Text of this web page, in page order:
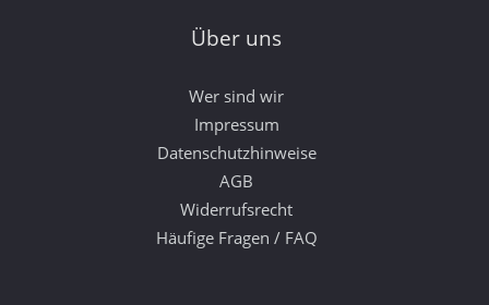
Über uns
Wer sind wir
Impressum
Datenschutzhinweise
AGB
Widerrufsrecht
Häufige Fragen / FAQ